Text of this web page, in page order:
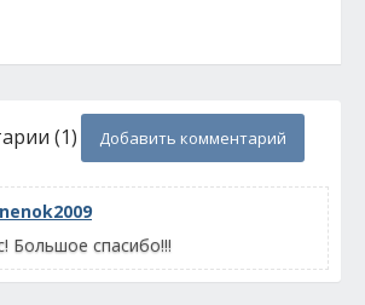
(1) Добавить комментарий
Большое спасибо!!!